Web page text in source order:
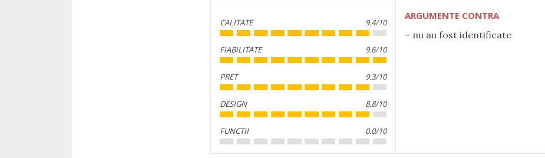
CALITATE 9.4/10
FIABILITATE 9.6/10
PRET 9.3/10
DESIGN 8.8/10
FUNCTII 0.0/10
ARGUMENTE CONTRA
nu au fost identificate